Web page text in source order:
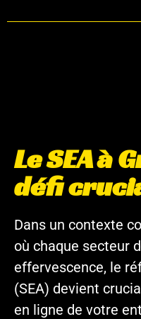
Le SEA à
défi
Dans un contexte
où chaque secteur
effervescence, le
(SEA) devient
en ligne de votre